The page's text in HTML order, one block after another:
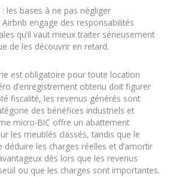
les bases à ne pas négliger
engage des responsabilités
qu’il vaut mieux traiter sérieusement
de les découvrir en retard.
est obligatoire pour toute location
d’enregistrement obtenu doit figurer
fiscalité, les revenus générés sont
des bénéfices industriels et
micro-BIC offre un abattement
les meublés classés, tandis que le
les charges réelles et d’amortir
dès lors que les revenus
ou que les charges sont importantes.